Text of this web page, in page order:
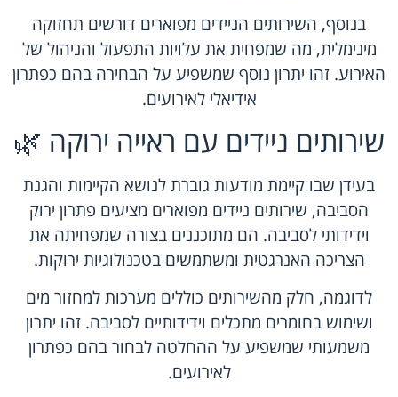
בנוסף, השירותים הניידים מפוארים דורשים תחזוקה
מינימלית, מה שמפחית את עלויות התפעול והניהול של
האירוע. זהו יתרון נוסף שמשפיע על הבחירה בהם כפתרון
אידיאלי לאירועים.
שירותים ניידים עם ראייה ירוקה 🌿
בעידן שבו קיימת מודעות גוברת לנושא הקיימות והגנת
הסביבה, שירותים ניידים מפוארים מציעים פתרון ירוק
וידידותי לסביבה. הם מתוכננים בצורה שמפחיתה את
הצריכה האנרגטית ומשתמשים בטכנולוגיות ירוקות.
לדוגמה, חלק מהשירותים כוללים מערכות למחזור מים
ושימוש בחומרים מתכלים וידידותיים לסביבה. זהו יתרון
משמעותי שמשפיע על ההחלטה לבחור בהם כפתרון
לאירועים.